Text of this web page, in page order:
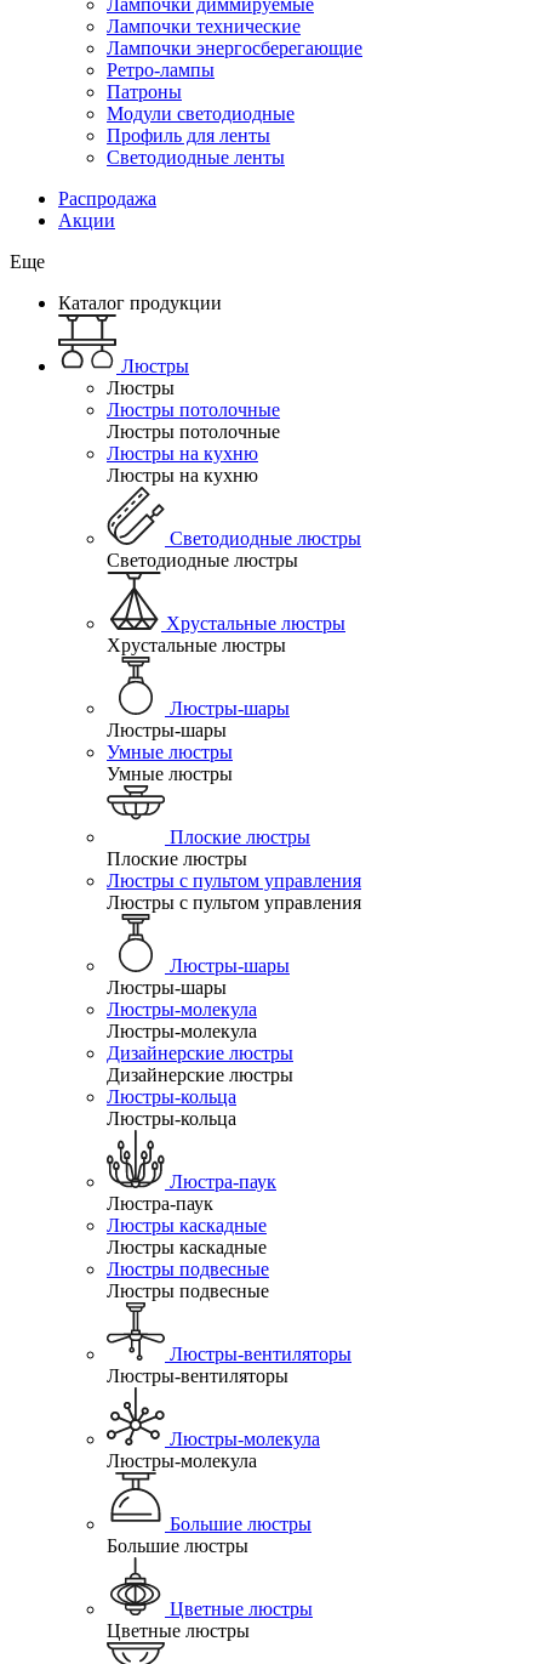
Лампочки диммируемые
Лампочки технические
Лампочки энергосберегающие
Ретро-лампы
Патроны
Модули светодиодные
Профиль для ленты
Светодиодные ленты
Распродажа
Акции
Еще
Каталог продукции
Люстры
Люстры
Люстры потолочные
Люстры потолочные
Люстры на кухню
Люстры на кухню
Светодиодные люстры
Светодиодные люстры
Хрустальные люстры
Хрустальные люстры
Люстры-шары
Люстры-шары
Умные люстры
Умные люстры
Плоские люстры
Плоские люстры
Люстры с пультом управления
Люстры с пультом управления
Люстры-шары
Люстры-шары
Люстры-молекула
Люстры-молекула
Дизайнерские люстры
Дизайнерские люстры
Люстры-кольца
Люстры-кольца
Люстра-паук
Люстра-паук
Люстры каскадные
Люстры каскадные
Люстры подвесные
Люстры подвесные
Люстры-вентиляторы
Люстры-вентиляторы
Люстры-молекула
Люстры-молекула
Большие люстры
Большие люстры
Цветные люстры
Цветные люстры